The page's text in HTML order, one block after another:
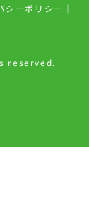
シーポリシー ｜
reserved.